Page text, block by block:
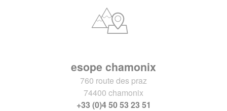
esope chamonix
760 route des praz
74400 chamonix
+33 (0)4 50 53 23 51